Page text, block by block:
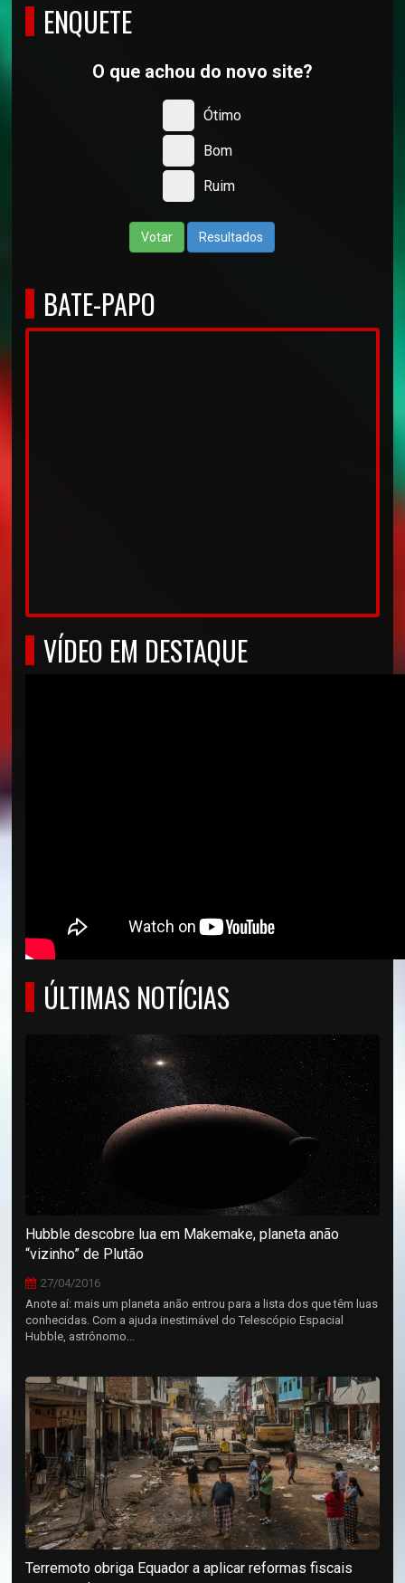
ENQUETE
O que achou do novo site?
Ótimo
Bom
Ruim
Votar Resultados
BATE-PAPO
VÍDEO EM DESTAQUE
ÚLTIMAS NOTÍCIAS
Hubble descobre lua em Makemake, planeta anão
“vizinho” de Plutão
27/04/2016
Anote aí: mais um planeta anão entrou para a lista dos que têm luas
conhecidas. Com a ajuda inestimável do Telescópio Espacial
Hubble, astrônomo...
Terremoto obriga Equador a aplicar reformas fiscais